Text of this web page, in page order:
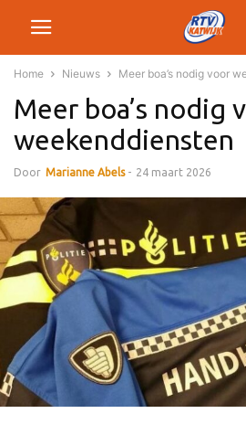
Home Nieuws Meer boa’s nodig voor
Meer boa’s nodig
weekenddiensten
Door Marianne Abels - 24 maart 2026